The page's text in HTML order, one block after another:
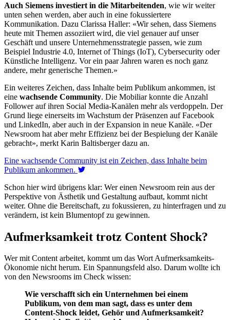
Auch Siemens investiert in die Mitarbeitenden, wie wir weiter
unten sehen werden, aber auch in eine fokussiertere
Kommunikation. Dazu Clarissa Haller: «Wir sehen, dass Siemens
heute mit Themen assoziiert wird, die viel genauer auf unser
Geschäft und unsere Unternehmensstrategie passen, wie zum
Beispiel Industrie 4.0, Internet of Things (IoT), Cybersecurity oder
Künstliche Intelligenz. Vor ein paar Jahren waren es noch ganz
andere, mehr generische Themen.»
Ein weiteres Zeichen, dass Inhalte beim Publikum ankommen, ist
eine wachsende Community. Die Mobiliar konnte die Anzahl
Follower auf ihren Social Media-Kanälen mehr als verdoppeln. Der
Grund liege einerseits im Wachstum der Präsenzen auf Facebook
und LinkedIn, aber auch in der Expansion in neue Kanäle. «Der
Newsroom hat aber mehr Effizienz bei der Bespielung der Kanäle
gebracht», merkt Karin Baltisberger dazu an.
Eine wachsende Community ist ein Zeichen, dass Inhalte beim
Publikum ankommen.
Schon hier wird übrigens klar: Wer einen Newsroom rein aus der
Perspektive von Ästhetik und Gestaltung aufbaut, kommt nicht
weiter. Ohne die Bereitschaft, zu fokussieren, zu hinterfragen und zu
verändern, ist kein Blumentopf zu gewinnen.
Aufmerksamkeit trotz Content Shock?
Wer mit Content arbeitet, kommt um das Wort Aufmerksamkeits-
Ökonomie nicht herum. Ein Spannungsfeld also. Darum wollte ich
von den Newsrooms im Check wissen:
Wie verschafft sich ein Unternehmen bei einem
Publikum, von dem man sagt, dass es unter dem
Content-Shock leidet, Gehör und Aufmerksamkeit?